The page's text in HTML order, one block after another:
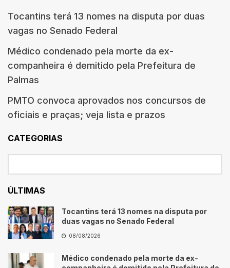
Tocantins terá 13 nomes na disputa por duas
vagas no Senado Federal
Médico condenado pela morte da ex-
companheira é demitido pela Prefeitura de
Palmas
PMTO convoca aprovados nos concursos de
oficiais e praças; veja lista e prazos
CATEGORIAS
ÚLTIMAS
Tocantins terá 13 nomes na disputa por
duas vagas no Senado Federal
08/08/2026
Médico condenado pela morte da ex-